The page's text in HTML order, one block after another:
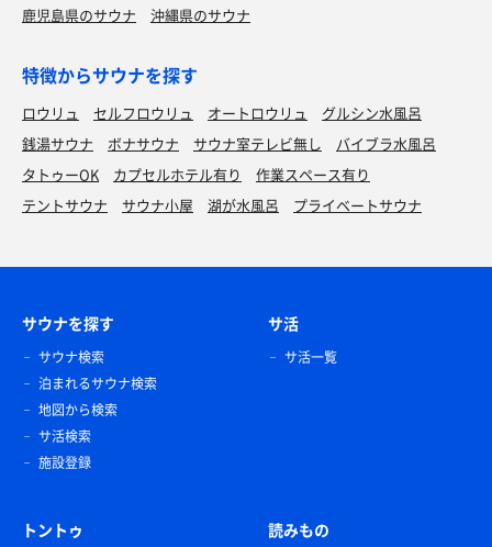
鹿児島県のサウナ
沖縄県のサウナ
特徴からサウナを探す
ロウリュ セルフロウリュ オートロウリュ
グルシン水風呂
銭湯サウナ
ボナサウナ サウナ室テレビ無し
バイブラ水風呂
タトゥーOK
カプセルホテル有り
作業スペース有り
テントサウナ
サウナ小屋 湖が水風呂 プライベートサウナ
サウナを探す
サウナ検索
泊まれるサウナ検索
地図から検索
サ活検索
施設登録
サ活
サ活一覧
トントゥ 読みもの